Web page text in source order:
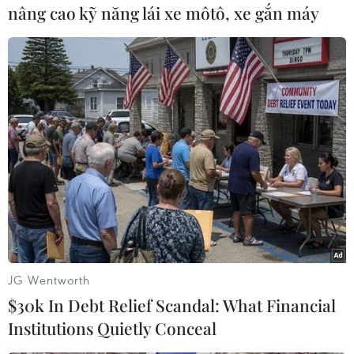
Tuy nhiên, ông đã lùi ngày ký sắc lệnh này để
các chuyên gia và cơ quan chính phủ có thêm
thời gian chuẩn bị./.
(Vietnam+)
nâng cao kỹ năng lái xe môtô, xe gắn máy
JG Wentworth
$30k In Debt Relief Scandal: What Financial
Institutions Quietly Conceal